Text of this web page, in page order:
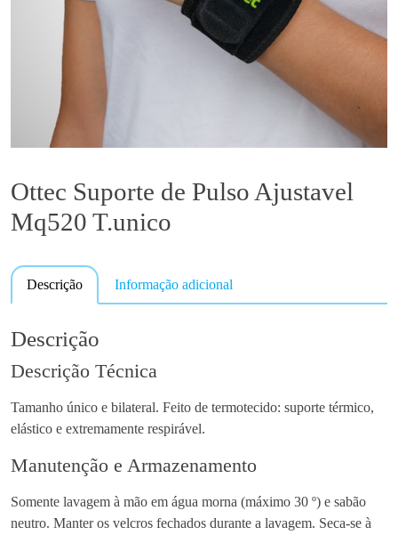
Ottec Suporte de Pulso Ajustavel
Mq520 T.unico
Descrição Informação adicional
Descrição
Descrição Técnica
Tamanho único e bilateral. Feito de termotecido: suporte térmico,
elástico e extremamente respirável.
Manutenção e Armazenamento
Somente lavagem à mão em água morna (máximo 30 º) e sabão
neutro. Manter os velcros fechados durante a lavagem. Seca-se à